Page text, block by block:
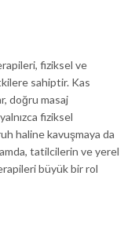
fiziksel ve
sahiptir. Kas
doğru masaj
fiziksel
haline kavuşmaya da
tatilcilerin ve yerel
büyük bir rol